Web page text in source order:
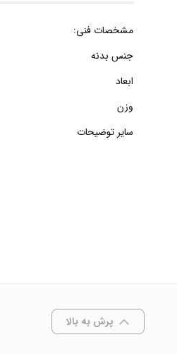
مشخصات فنی:
جنس بدنه
ابعاد
وزن
سایر توضیحات
پرش به بالا